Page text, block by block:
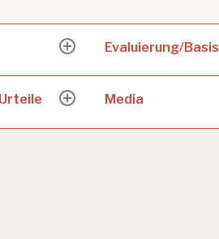
expand
menu
Evaluierung/Basis
expand
menu
Media